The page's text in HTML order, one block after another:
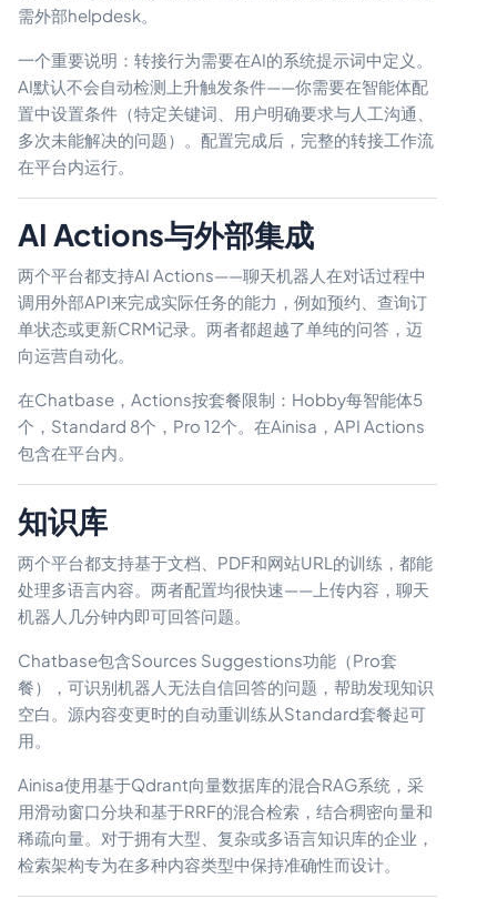
需外部helpdesk。
一个重要说明：转接行为需要在AI的系统提示词中定义。
AI默认不会自动检测上升触发条件——你需要在智能体配
置中设置条件（特定关键词、用户明确要求与人工沟通、
多次未能解决的问题）。配置完成后，完整的转接工作流
在平台内运行。
AI Actions与外部集成
两个平台都支持AI Actions——聊天机器人在对话过程中
调用外部API来完成实际任务的能力，例如预约、查询订
单状态或更新CRM记录。两者都超越了单纯的问答，迈
向运营自动化。
在Chatbase，Actions按套餐限制：Hobby每智能体5
个，Standard 8个，Pro 12个。在Ainisa，API Actions
包含在平台内。
知识库
两个平台都支持基于文档、PDF和网站URL的训练，都能
处理多语言内容。两者配置均很快速——上传内容，聊天
机器人几分钟内即可回答问题。
Chatbase包含Sources Suggestions功能（Pro套
餐），可识别机器人无法自信回答的问题，帮助发现知识
空白。源内容变更时的自动重训练从Standard套餐起可
用。
Ainisa使用基于Qdrant向量数据库的混合RAG系统，采
用滑动窗口分块和基于RRF的混合检索，结合稠密向量和
稀疏向量。对于拥有大型、复杂或多语言知识库的企业，
检索架构专为在多种内容类型中保持准确性而设计。